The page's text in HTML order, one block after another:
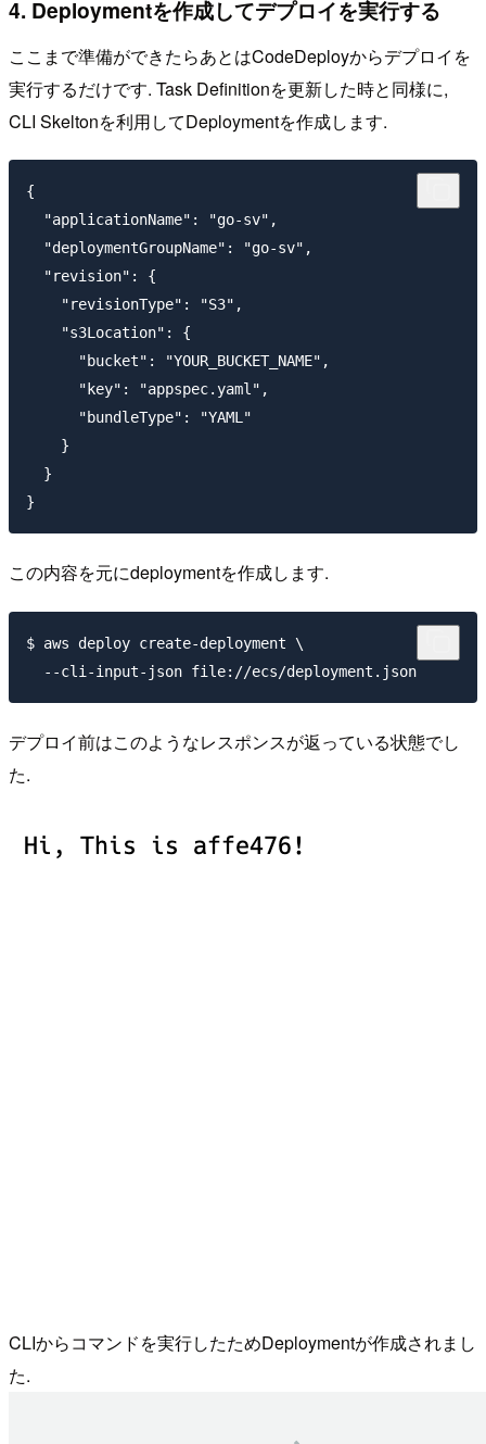
4. Deploymentを作成してデプロイを実行する
ここまで準備ができたらあとはCodeDeployからデプロイを
実行するだけです. Task Definitionを更新した時と同様に,
CLI Skeltonを利用してDeploymentを作成します.
{
  "applicationName": "go-sv",
  "deploymentGroupName": "go-sv",
  "revision": {
    "revisionType": "S3",
    "s3Location": {
      "bucket": "YOUR_BUCKET_NAME",
      "key": "appspec.yaml",
      "bundleType": "YAML"
    }
  }
この内容を元にdeploymentを作成します.
$ aws deploy create-deployment \
デプロイ前はこのようなレスポンスが返っている状態でし
た.
CLIからコマンドを実行したためDeploymentが作成されまし
た.